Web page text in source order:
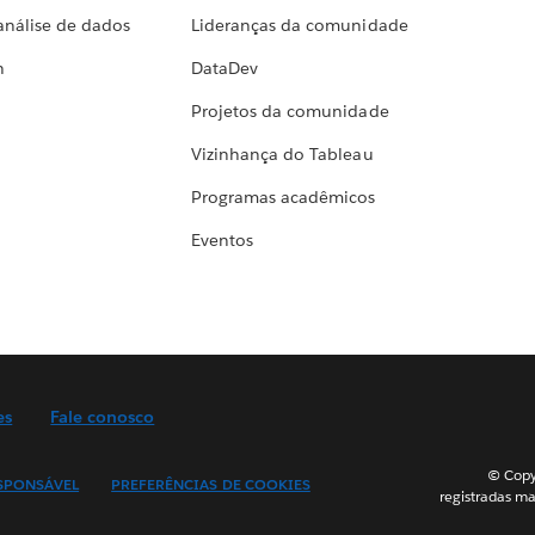
de dados
Lideranças da comunidade
DataDev
Projetos da comunidade
Vizinhança do Tableau
Programas acadêmicos
Eventos
Fale conosco
PREFERÊNCIAS DE COOKIES
©
registradas